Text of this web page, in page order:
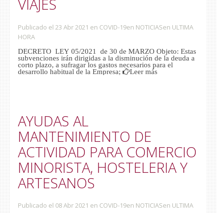
VIAJES
Publicado el 23 Abr 2021 en COVID-19en NOTICIASen ULTIMA
HORA
DECRETO LEY 05/2021 de 30 de MARZO Objeto: Estas
subvenciones irán dirigidas a la disminución de la deuda a
corto plazo, a sufragar los gastos necesarios para el
desarrollo habitual de la Empresa;
Leer más
AYUDAS AL
MANTENIMIENTO DE
ACTIVIDAD PARA COMERCIO
MINORISTA, HOSTELERIA Y
ARTESANOS
Publicado el 08 Abr 2021 en COVID-19en NOTICIASen ULTIMA